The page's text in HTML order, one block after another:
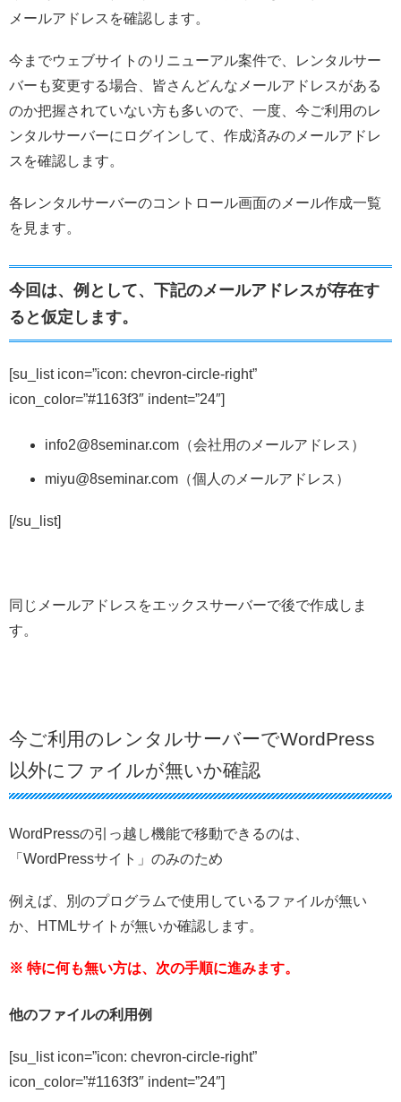
メールアドレスを確認します。
今までウェブサイトのリニューアル案件で、レンタルサー
バーも変更する場合、皆さんどんなメールアドレスがある
のか把握されていない方も多いので、一度、今ご利用のレ
ンタルサーバーにログインして、作成済みのメールアドレ
スを確認します。
各レンタルサーバーのコントロール画面のメール作成一覧
を見ます。
今回は、例として、下記のメールアドレスが存在す
ると仮定します。
[su_list icon=”icon: chevron-circle-right”
icon_color=”#1163f3″ indent=”24″]
info2@8seminar.com（会社用のメールアドレス）
miyu@8seminar.com（個人のメールアドレス）
[/su_list]
同じメールアドレスをエックスサーバーで後で作成しま
す。
今ご利用のレンタルサーバーでWordPress
以外にファイルが無いか確認
WordPressの引っ越し機能で移動できるのは、
「WordPressサイト」のみのため
例えば、別のプログラムで使用しているファイルが無い
か、HTMLサイトが無いか確認します。
※ 特に何も無い方は、次の手順に進みます。
他のファイルの利用例
[su_list icon=”icon: chevron-circle-right”
icon_color=”#1163f3″ indent=”24″]